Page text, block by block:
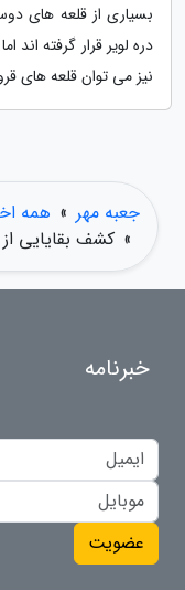
بسیاری از قلعه های
دره لویر قرار گرفته اند
نیز می توان قلعه های
جعبه مهر » همه
» کشف بقایایی
خبرنامه
عضویت